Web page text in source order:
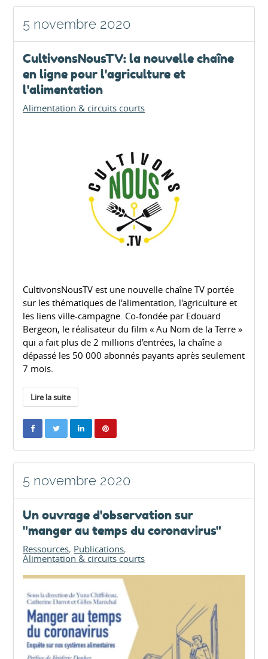
5 novembre 2020
CultivonsNousTV: la nouvelle chaîne
en ligne pour l'agriculture et
l'alimentation
Alimentation & circuits courts
CultivonsNousTV est une nouvelle chaîne TV portée
sur les thématiques de l'alimentation, l'agriculture et
les liens ville-campagne. Co-fondée par Edouard
Bergeon, le réalisateur du film « Au Nom de la Terre »
qui a fait plus de 2 millions d'entrées, la chaîne a
dépassé les 50 000 abonnés payants après seulement
7 mois.
Lire la suite
5 novembre 2020
Un ouvrage d'observation sur
"manger au temps du coronavirus"
Ressources Publications
Alimentation & circuits courts